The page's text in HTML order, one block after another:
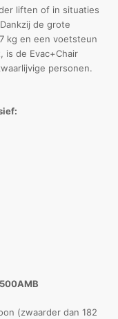
liften of in situaties
de grote
kg en een voetsteun
is de Evac+Chair
personen.
(zwaarder dan 182